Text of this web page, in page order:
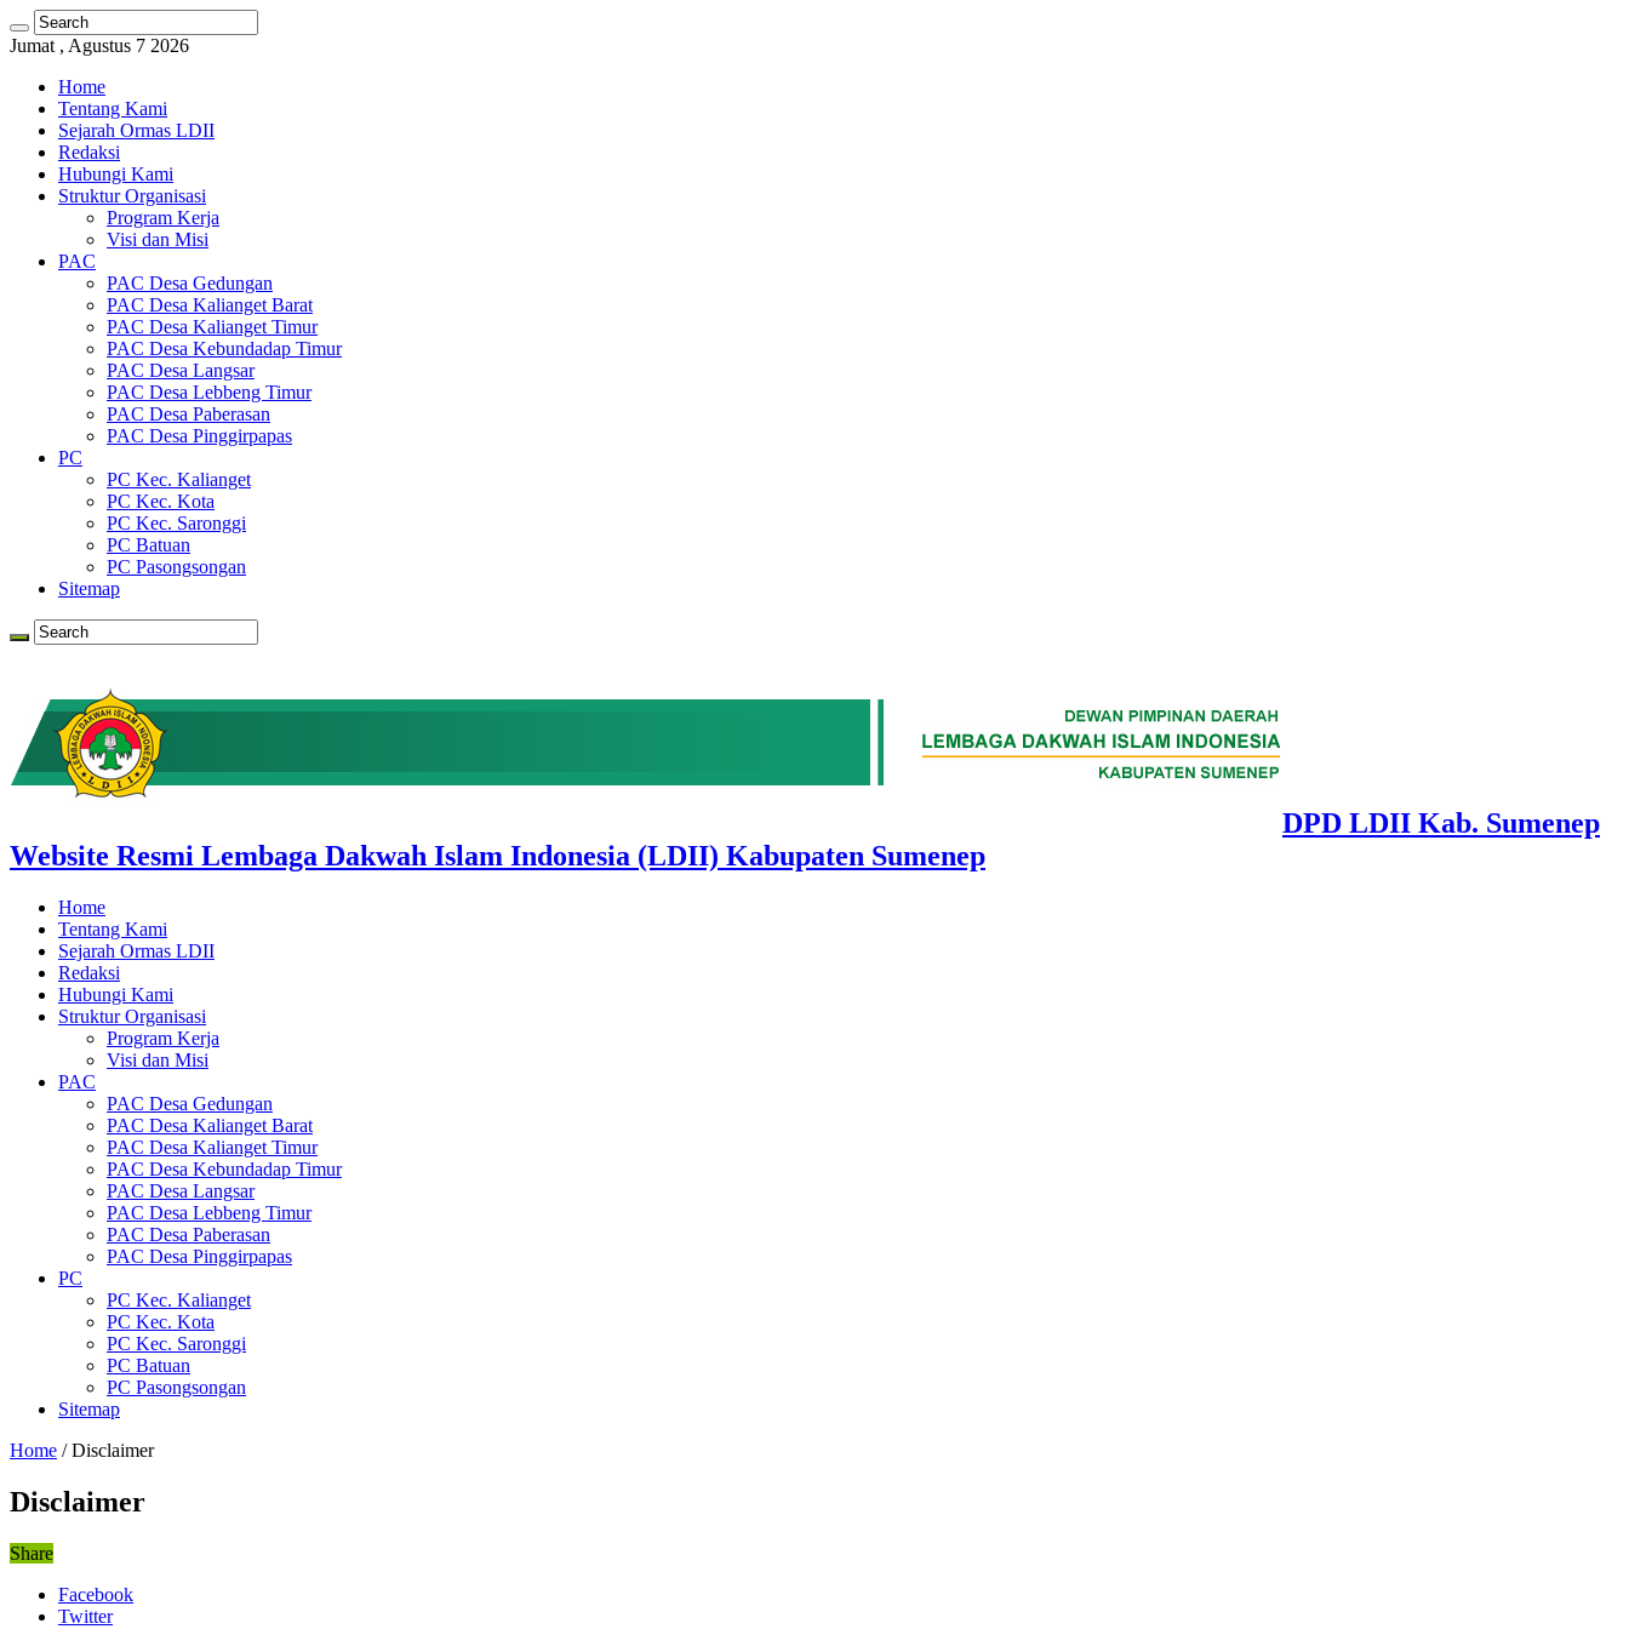
Jumat , Agustus 7 2026
Home
Tentang Kami
Sejarah Ormas LDII
Redaksi
Hubungi Kami
Struktur Organisasi
Program Kerja
Visi dan Misi
PAC
PAC Desa Gedungan
PAC Desa Kalianget Barat
PAC Desa Kalianget Timur
PAC Desa Kebundadap Timur
PAC Desa Langsar
PAC Desa Lebbeng Timur
PAC Desa Paberasan
PAC Desa Pinggirpapas
PC
PC Kec. Kalianget
PC Kec. Kota
PC Kec. Saronggi
PC Batuan
PC Pasongsongan
Sitemap
DPD LDII Kab. Sumenep
Website Resmi Lembaga Dakwah Islam Indonesia (LDII) Kabupaten Sumenep
Home
Tentang Kami
Sejarah Ormas LDII
Redaksi
Hubungi Kami
Struktur Organisasi
Program Kerja
Visi dan Misi
PAC
PAC Desa Gedungan
PAC Desa Kalianget Barat
PAC Desa Kalianget Timur
PAC Desa Kebundadap Timur
PAC Desa Langsar
PAC Desa Lebbeng Timur
PAC Desa Paberasan
PAC Desa Pinggirpapas
PC
PC Kec. Kalianget
PC Kec. Kota
PC Kec. Saronggi
PC Batuan
PC Pasongsongan
Sitemap
Home / Disclaimer
Disclaimer
Share
Facebook
Twitter